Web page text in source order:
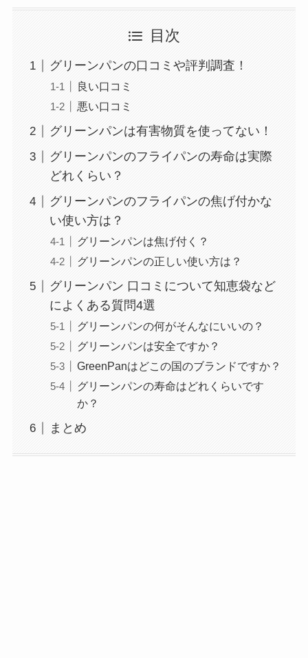
本当？水素濃度やナノバブル水素
水の効果も紹介
言われる理由は？料金や支払い方
池田工芸の財布は金運がよくな
ミラグレーンの定価は？600錠の
最安値や15錠の定価・ジェネリッ
クの価格や値上げしたか調査
琥珀糖はまずい？凍らせると美味
しい？食べ方のアレンジや作り方
目次
グリーンパンの口コミや評判調査！
良い口コミ
悪い口コミ
グリーンパンは有害物質を使ってない！
グリーンパンのフライパンの寿命は実際
どれくらい？
グリーンパンのフライパンの焦げ付かな
い使い方は？
グリーンパンは焦げ付く？
グリーンパンの正しい使い方は？
グリーンパン 口コミについて知恵袋など
によくある質問4選
グリーンパンの何がそんなにいいの？
グリーンパンは安全ですか？
GreenPanはどこの国のブランドですか？
グリーンパンの寿命はどれくらいです
か？
まとめ